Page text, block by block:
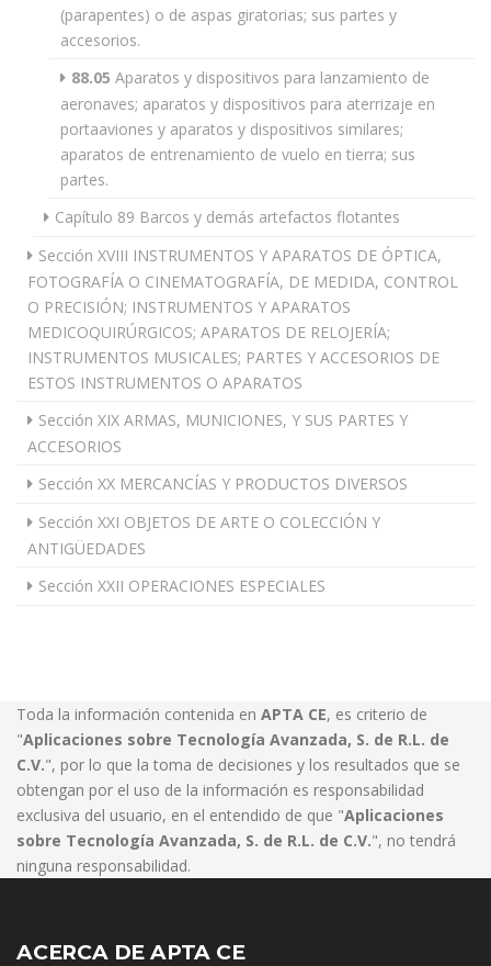
(parapentes) o de aspas giratorias; sus partes y
accesorios.
88.05 Aparatos y dispositivos para lanzamiento de
aeronaves; aparatos y dispositivos para aterrizaje en
portaaviones y aparatos y dispositivos similares;
aparatos de entrenamiento de vuelo en tierra; sus
partes.
Capítulo 89 Barcos y demás artefactos flotantes
Sección XVIII INSTRUMENTOS Y APARATOS DE ÓPTICA,
FOTOGRAFÍA O CINEMATOGRAFÍA, DE MEDIDA, CONTROL
O PRECISIÓN; INSTRUMENTOS Y APARATOS
MEDICOQUIRÚRGICOS; APARATOS DE RELOJERÍA;
INSTRUMENTOS MUSICALES; PARTES Y ACCESORIOS DE
ESTOS INSTRUMENTOS O APARATOS
Sección XIX ARMAS, MUNICIONES, Y SUS PARTES Y
ACCESORIOS
Sección XX MERCANCÍAS Y PRODUCTOS DIVERSOS
Sección XXI OBJETOS DE ARTE O COLECCIÓN Y
ANTIGÜEDADES
Sección XXII OPERACIONES ESPECIALES
Toda la información contenida en APTA CE, es criterio de
"Aplicaciones sobre Tecnología Avanzada, S. de R.L. de
C.V.", por lo que la toma de decisiones y los resultados que se
obtengan por el uso de la información es responsabilidad
exclusiva del usuario, en el entendido de que "Aplicaciones
sobre Tecnología Avanzada, S. de R.L. de C.V.", no tendrá
ninguna responsabilidad.
ACERCA DE APTA CE